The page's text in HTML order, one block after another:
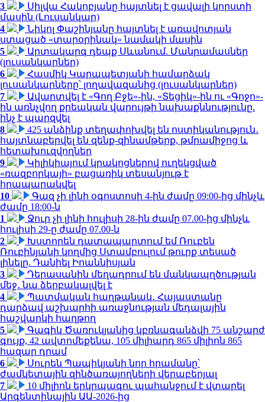
3
Սիլվա Հակոբյանը հայտնել է ցավալի կորստի
մասին (Լուսանկար)
4
Նիկոլ Փաշինյանը հայտնել է առավոտյան
ստացած «տարօրինակ» նամակի մասին
5
Արտակարգ դեպք Սևանում. Մանրամասներ
(լուսանկարներ)
6
Հասմիկ Կարապետյանի համարձակ
լուսանկարները՝ լողավազանից (լուսանկարներ)
7
Ավարտվել է «Գող Բջե»-ին, «Տեցիկ»-ին ու «Գոջո»-
ին առնչվող քրեական վարույթի նախաքննությունը.
ինչ է պարզվել
8
425 անձինք տեղափոխվել են ոստիկանություն․
հայտնաբերվել են զենք-զինամթերք, թմրամիջոց և
հետախուզվողներ
9
Կիլիկիայում կրակոցներով ուղեկցված
«ռազբորկայի» բացառիկ տեսանյութ է
հրապարակվել
10
Գազ չի լինի օգոստոսի 4-ին ժամը 09:00-ից մինչև
ժամը 18:00-ն
1
Ջուր չի լինի հուլիսի 28-ին ժամը 07.00-ից մինչև
հուլիսի 29-ը ժամը 07.00-ն
2
Խստորեն դատապարտում եմ Ռուբեն
Ռուբինյանի կողմից Ստամբուլում թուրք տեսած
լինելը. Դանիել Իոաննիսյան
3
Դերասանին մեղադրում են մանկապղծության
մեջ․ նա ձերբակալվել է
4
Պատմական հաղթանակ․ Հայաստանը
դարձավ աշխարհի առաջնության մեդալային
հաշվարկի հաղթող
5
Գագիկ Ծառուկյանից կբռնագանձվի 75 անշարժ
գույք, 42 ավտոմեքենա, 105 միլիարդ 865 միլիոն 865
հազար դրամ
6
Սուրեն Պապիկյանի նոր հրամանը՝
ժամկետային զինծառայողների վերաբերյալ
7
10 միլիոն երկրպագու պահանջում է վտարել
Արգենտինային ԱԱ-2026-ից